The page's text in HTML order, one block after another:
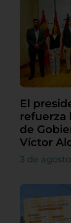
El
refuerza
de
Víctor
3 de